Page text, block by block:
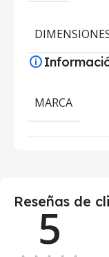
MARCA
Reseñas de
5